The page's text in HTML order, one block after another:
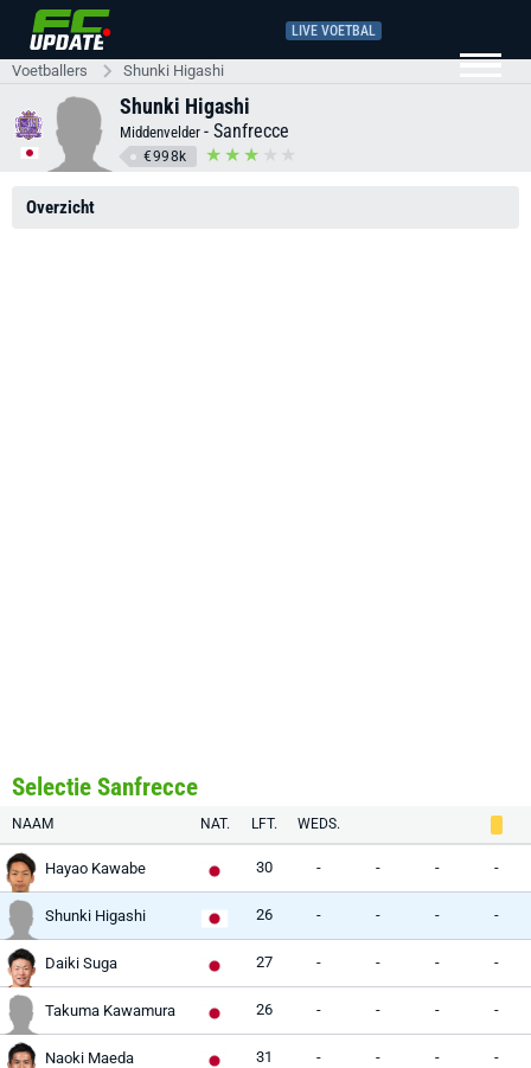
LIVE VOETBAL
Voetballers Shunki Higashi
Shunki Higashi
Middenvelder - Sanfrecce
€998k
Overzicht
Selectie Sanfrecce
NAAM NAT. LFT. WEDS.
Hayao Kawabe 30 - - - -
Shunki Higashi 26 - - - -
Daiki Suga 27 - - - -
Takuma Kawamura 26 - - - -
Naoki Maeda 31 - - - -